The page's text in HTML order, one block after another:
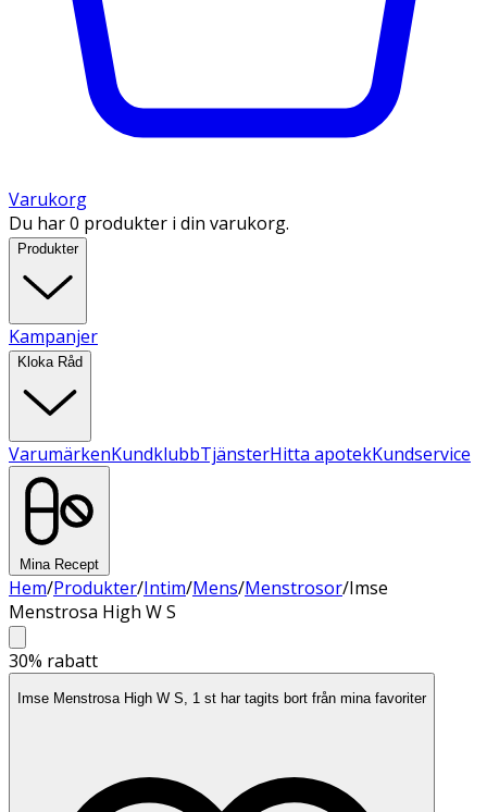
Varukorg
Du har 0 produkter i din varukorg.
Produkter
Kampanjer
Kloka Råd
VarumärkenKundklubbTjänsterHitta apotekKundservice
Mina Recept
Hem/Produkter/Intim/Mens/Menstrosor/Imse
Menstrosa High W S
30% rabatt
Imse Menstrosa High W S, 1 st har tagits bort från mina favoriter